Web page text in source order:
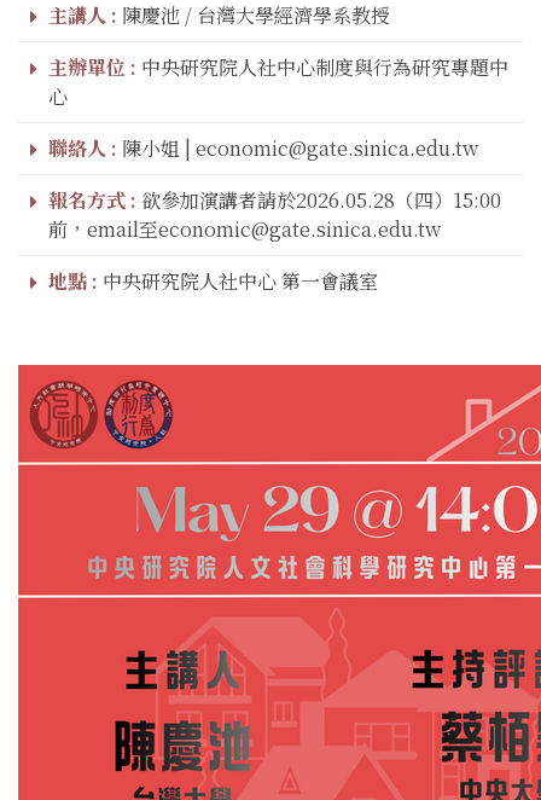
主講人 : 陳慶池 / 台灣大學經濟學系教授
主辦單位 : 中央研究院人社中心制度與行為研究專題中
心
聯絡人 : 陳小姐 | economic@gate.sinica.edu.tw
報名方式 : 欲參加演講者請於2026.05.28（四）15:00
前，email至economic@gate.sinica.edu.tw
地點 : 中央研究院人社中心 第一會議室